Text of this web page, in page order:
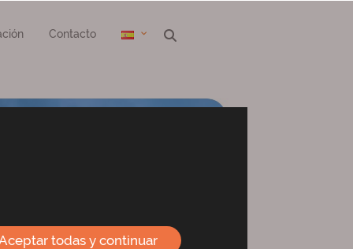
Contacto
todas y continuar